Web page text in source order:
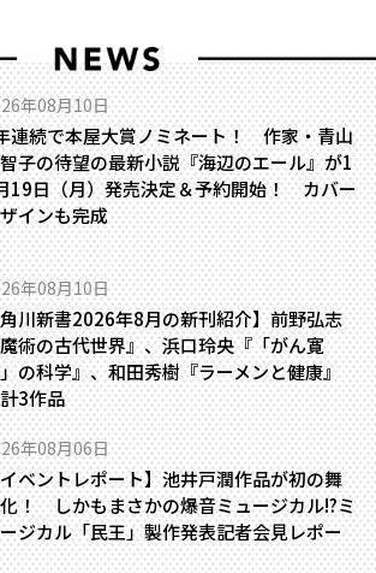
年08月10日
連続で本屋大賞ノミネート！ 作家・青山
子の待望の最新小説『海辺のエール』が1
19日（月）発売決定＆予約開始！ カバー
インも完成
年08月10日
川新書2026年8月の新刊紹介】前野弘志
術の古代世界』、浜口玲央『「がん寛
の科学』、和田秀樹『ラーメンと健康』
3作品
年08月06日
ベントレポート】池井戸潤作品が初の舞
！ しかもまさかの爆音ミュージカル!?――ミ
ジカル「民王」製作発表記者会見レポー